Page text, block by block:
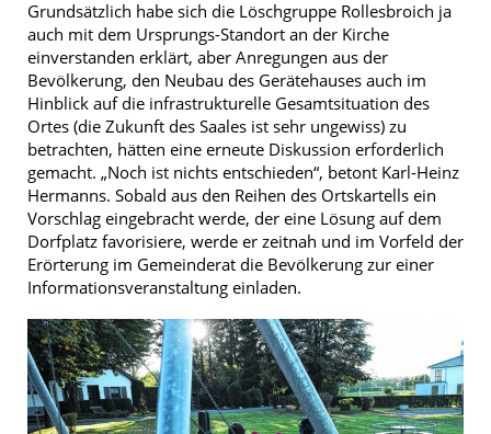
Grundsätzlich habe sich die Löschgruppe Rollesbroich ja
auch mit dem Ursprungs-Standort an der Kirche
einverstanden erklärt, aber Anregungen aus der
Bevölkerung, den Neubau des Gerätehauses auch im
Hinblick auf die infrastrukturelle Gesamtsituation des
Ortes (die Zukunft des Saales ist sehr ungewiss) zu
betrachten, hätten eine erneute Diskussion erforderlich
gemacht. „Noch ist nichts entschieden“, betont Karl-Heinz
Hermanns. Sobald aus den Reihen des Ortskartells ein
Vorschlag eingebracht werde, der eine Lösung auf dem
Dorfplatz favorisiere, werde er zeitnah und im Vorfeld der
Erörterung im Gemeinderat die Bevölkerung zur einer
Informationsveranstaltung einladen.